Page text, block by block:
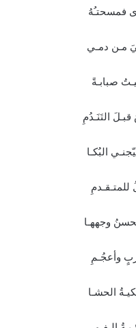
فمسحتـُهُ
مـن دمـي
صبابـةً
التَنَـدُمِ
البُكـا
للمتـقـدمِ
وجههـا
وأعجُـمِ
الحشـا